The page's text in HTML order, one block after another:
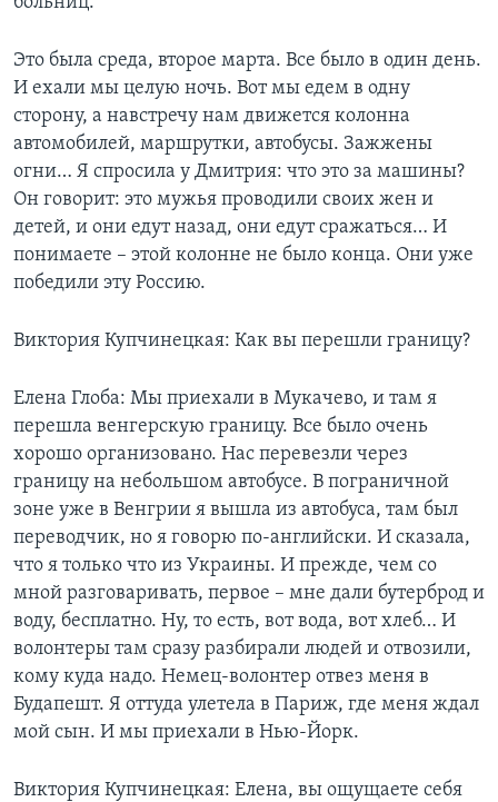
Это была среда, второе марта. Все было в один день.
И ехали мы целую ночь. Вот мы едем в одну
сторону, а навстречу нам движется колонна
автомобилей, маршрутки, автобусы. Зажжены
огни… Я спросила у Дмитрия: что это за машины?
Он говорит: это мужья проводили своих жен и
детей, и они едут назад, они едут сражаться… И
понимаете – этой колонне не было конца. Они уже
победили эту Россию.
Виктория Купчинецкая: Как вы перешли границу?
Елена Глоба: Мы приехали в Мукачево, и там я
перешла венгерскую границу. Все было очень
хорошо организовано. Нас перевезли через
границу на небольшом автобусе. В пограничной
зоне уже в Венгрии я вышла из автобуса, там был
переводчик, но я говорю по-английски. И сказала,
что я только что из Украины. И прежде, чем со
мной разговаривать, первое – мне дали бутерброд и
воду, бесплатно. Ну, то есть, вот вода, вот хлеб… И
волонтеры там сразу разбирали людей и отвозили,
кому куда надо. Немец-волонтер отвез меня в
Будапешт. Я оттуда улетела в Париж, где меня ждал
мой сын. И мы приехали в Нью-Йорк.
Виктория Купчинецкая: Елена, вы ощущаете себя